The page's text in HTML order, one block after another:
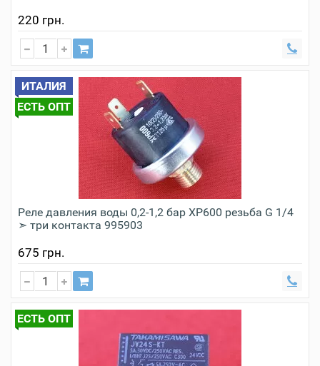
220 грн.
ИТАЛИЯ
ЕСТЬ ОПТ
Реле давления воды 0,2-1,2 бар XP600 резьба G 1/4
➣ три контакта 995903
675 грн.
ЕСТЬ ОПТ